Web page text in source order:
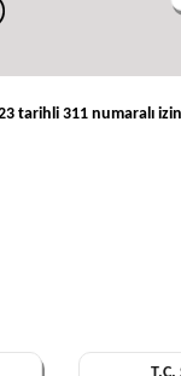
tarihli 311 numaralı